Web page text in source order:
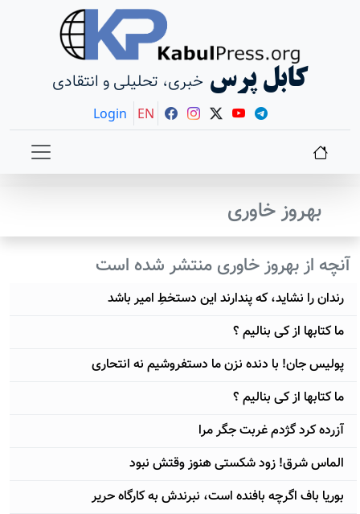
کابل پرس خبری، تحلیلی و انتقادی
Login EN
بهروز خاوری
آنچه از بهروز خاوری منتشر شده است
رندان را نشاید، که پندارند این دستخطِ امیر باشد
ما کتابها از کی بنالیم ؟
پولیس جان! با دنده نزن ما دستفروشیم نه انتحاری
ما کتابها از کی بنالیم ؟
آزرده کرد گژدم غربت جگر مرا
الماس شرق! زود شکستی هنوز وقتش نبود
بوریا باف اگرچه بافنده است، نبرندش به کارگاه حریر